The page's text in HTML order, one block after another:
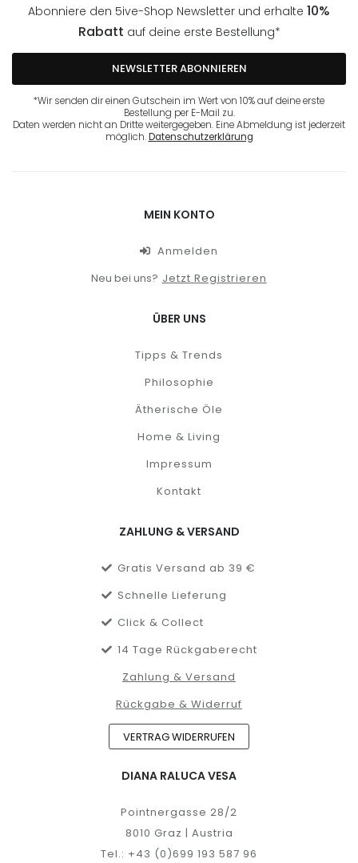
Abonniere den 5ive-Shop Newsletter und erhalte 10%
Rabatt auf deine erste Bestellung*
NEWSLETTER ABONNIEREN
*Wir senden dir einen Gutschein im Wert von 10% auf deine erste
Bestellung per E-Mail zu.
Daten werden nicht an Dritte weitergegeben. Eine Abmeldung ist jederzeit
möglich.Datenschutzerklärung
MEIN KONTO
Anmelden
Neu bei uns? Jetzt Registrieren
ÜBER UNS
Tipps & Trends
Philosophie
Ätherische Öle
Home & Living
Impressum
Kontakt
ZAHLUNG & VERSAND
Gratis Versand ab 39 €
Schnelle Lieferung
Click & Collect
14 Tage Rückgaberecht
Zahlung & Versand
Rückgabe & Widerruf
VERTRAG WIDERRUFEN
DIANA RALUCA VESA
Pointnergasse 28/2
8010 Graz | Austria
Tel.: +43 (0)699 193 587 96